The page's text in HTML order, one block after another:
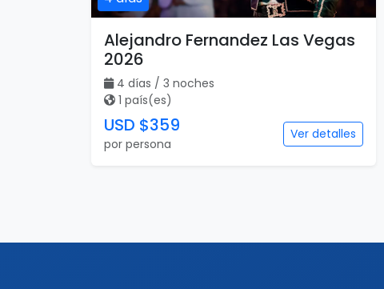
Alejandro Fernandez Las Vegas
2026
4 días / 3 noches
1 país(es)
USD $359
por persona
Ver detalles